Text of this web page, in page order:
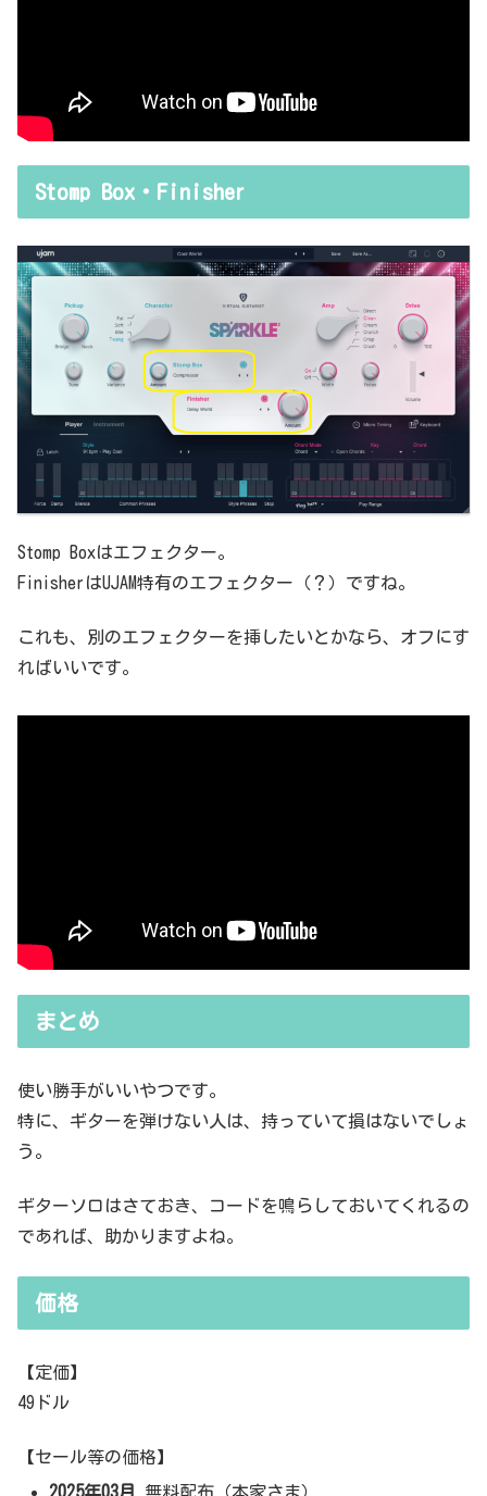
Stomp Box・Finisher
Stomp Boxはエフェクター。
FinisherはUJAM特有のエフェクター（？）ですね。
これも、別のエフェクターを挿したいとかなら、オフにす
ればいいです。
まとめ
使い勝手がいいやつです。
特に、ギターを弾けない人は、持っていて損はないでしょ
う。
ギターソロはさておき、コードを鳴らしておいてくれるの
であれば、助かりますよね。
価格
【定価】
49ドル
【セール等の価格】
2025年03月
無料配布（本家さま）